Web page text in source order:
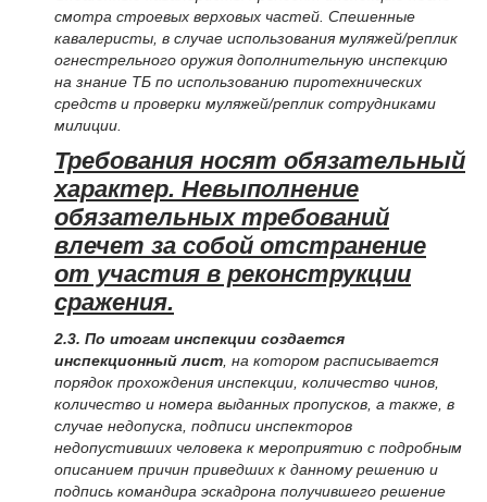
смотра строевых верховых частей. Спешенные
кавалеристы, в случае использования муляжей/реплик
огнестрельного оружия дополнительную инспекцию
на знание ТБ по использованию пиротехнических
средств и проверки муляжей/реплик сотрудниками
милиции.
Требования носят обязательный
характер. Невыполнение
обязательных требований
влечет за собой отстранение
от участия в реконструкции
сражения.
2.3. По итогам инспекции создается
инспекционный лист , на котором расписывается
порядок прохождения инспекции, количество чинов,
количество и номера выданных пропусков, а также, в
случае недопуска, подписи инспекторов
недопустивших человека к мероприятию с подробным
описанием причин приведших к данному решению и
подпись командира эскадрона получившего решение